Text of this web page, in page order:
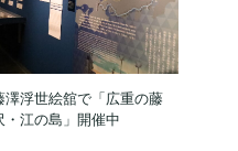
澤浮世絵舘で「広重の藤
・江の島」開催中